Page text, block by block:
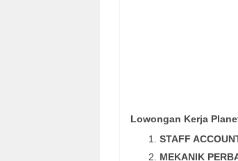
Lowongan Kerja
STAFF
MEKANIK